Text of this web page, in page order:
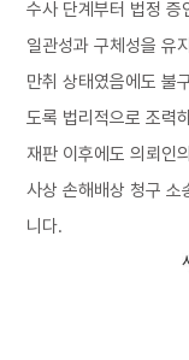
수사 단계부터 법정 증
일관성과 구체성을 유
만취 상태였음에도 불
도록 법리적으로 조력
재판 이후에도 의뢰인
사상 손해배상 청구 소
니다.